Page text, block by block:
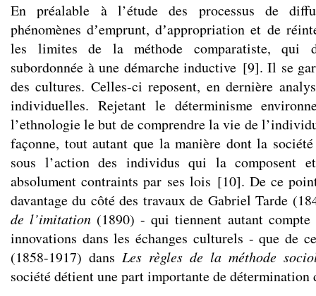
En préalable à l’étude des processus de
phénomènes dʼemprunt, dʼappropriation et de
les limites de la méthode comparatiste, qui
subordonnée à une démarche inductive [9]. Il se
des cultures. Celles-ci reposent, en dernière
individuelles. Rejetant le déterminisme
l’ethnologie le but de comprendre la vie de
façonne, tout autant que la manière dont la
sous l’action des individus qui la composent
absolument contraints par ses lois [10]. De ce
davantage du côté des travaux de Gabriel Tarde
de l’imitation (1890) - qui tiennent autant compte
innovations dans les échanges culturels - que de
(1858-1917) dans Les règles de la méthode
société détient une part importante de détermination